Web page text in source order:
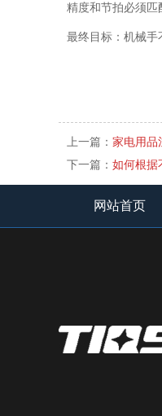
精度和节拍必须匹
最终目标：机械手
上一篇： 家电用品
下一篇： 如何根据
网站首页